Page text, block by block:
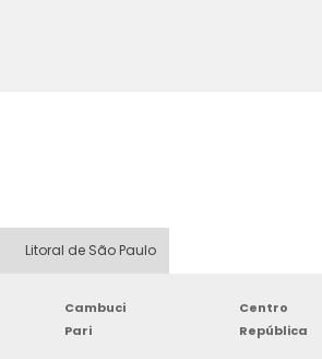
Litoral de São Paulo
Cambuci Centro
Pari República